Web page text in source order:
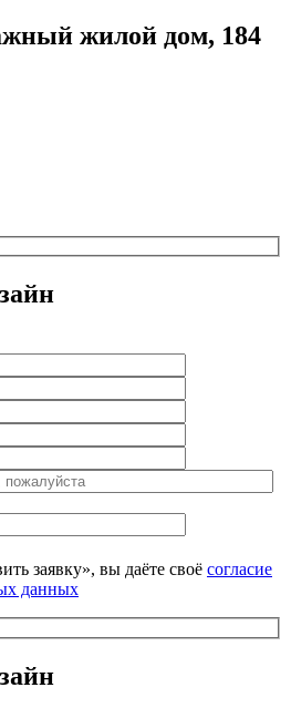
жилой дом, 184
заявку», вы даёте своё согласие
данных